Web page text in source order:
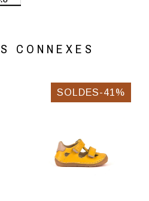
CONNEXES
SOLDES-41%